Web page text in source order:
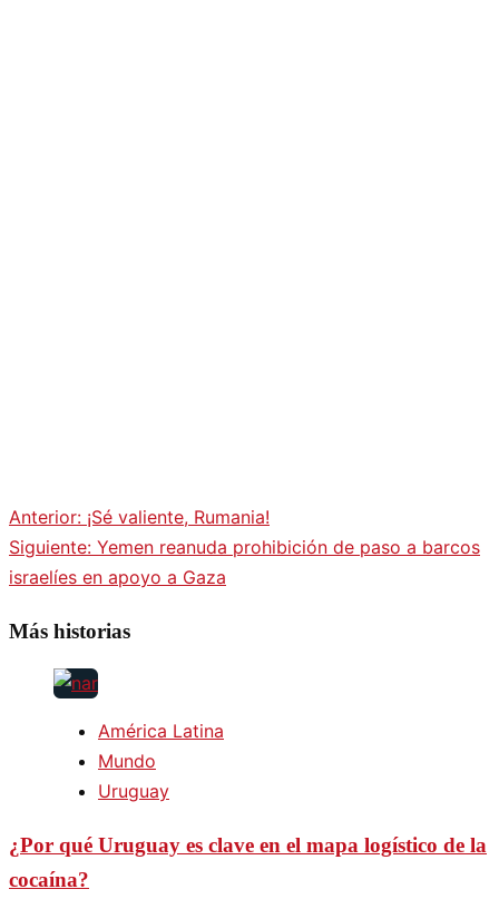
Navegación
de
entradas
Anterior: ¡Sé valiente, Rumania!
Siguiente: Yemen reanuda prohibición de paso a barcos
israelíes en apoyo a Gaza
Más historias
América Latina
Mundo
Uruguay
¿Por qué Uruguay es clave en el mapa logístico de la
cocaína?